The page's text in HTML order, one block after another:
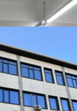
НАЧАЛОСЬ
05.08.2026
31.07.2026
Абитуриент
БИШКЕКСКИЙ
17.07.2026
В